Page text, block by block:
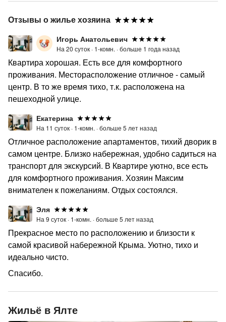
Отзывы о жилье хозяина
Игорь Анатольевич
На 20 суток · 1-комн. ·больше 1 года назад
Квартира хорошая. Есть все для комфортного
проживания. Месторасположение отличное - самый
центр. В то же время тихо, т.к. расположена на
пешеходной улице.
Екатерина
На 11 суток · 1-комн. ·больше 5 лет назад
Отличное расположение апартаментов, тихий дворик в
самом центре. Близко набережная, удобно садиться на
транспорт для экскурсий. В Квартире уютно, все есть
для комфортного проживания. Хозяин Максим
внимателен к пожеланиям. Отдых состоялся.
Эля
На 9 суток · 1-комн. ·больше 5 лет назад
Прекрасное место по расположению и близости к
самой красивой набережной Крыма. Уютно, тихо и
идеально чисто.
Спасибо.
Жильё в Ялте